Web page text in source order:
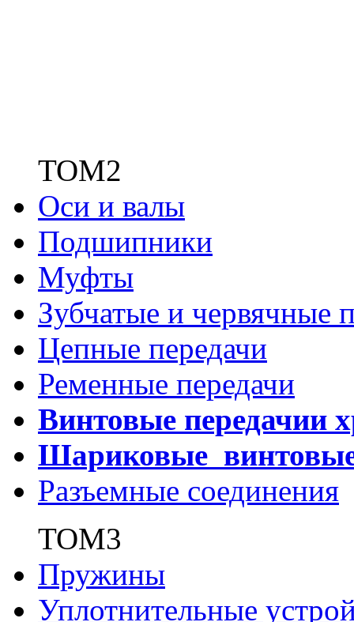
ТОМ2
Оси и валы
Подшипники
Муфты
Зубчатые и червячные
Цепные передачи
Ременные передачи
Винтовые передачии
Шариковые
Разъемные соединения
ТОМ3
Пружины
Уплотнительные